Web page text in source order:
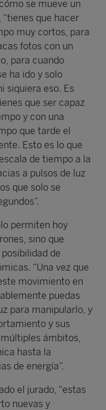
se mueve un
“tienes que hacer
muy cortos, para
fotos con un
para cuando
ha ido y solo
siquiera eso. Es
que ser capaz
y con una
que tarde el
Esto es lo que
de tiempo a la
a pulsos de luz
que solo se
permiten hoy
sino que
de
“Una vez que
movimiento en
puedas
para manipularlo, y
y sus
ámbitos,
hasta la
de energía”.
el jurado, “estas
nuevas y